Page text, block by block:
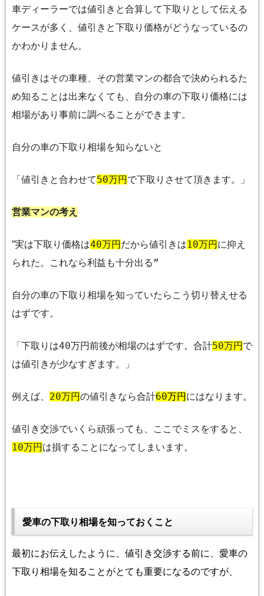
車ディーラーでは値引きと合算して下取りとして伝える
ケースが多く、 値引きと下取り価格がどうなっているの
かわかりません。
値引きはその車種、その営業マンの都合で決められるた
め知ることは出来なくても、自分の車の下取り価格には
相場があり事前に調べることができます。
自分の車の下取り相場を知らないと
「値引きと合わせて50万円 で下取りさせて頂きます。」
営業マンの考え
”実は下取り価格は40万円 だから値引きは10万円 に抑え
られた。これなら利益も十分出る”
自分の車の下取り相場を知っていたらこう切り替えせる
はずです。
「下取りは40万円前後が相場のはずです。合計50万円 で
は値引きが少なすぎます。」
例え ば、 20万円の値引きなら合計60万円 にはなります。
値引き交渉でいくら頑張っても、ここでミスをすると、
10万円 は損することになってしまいます。
愛車の下取り相場を知っておくこと
最初にお伝えしたように、値引き交渉する前に、愛車の
下取り相場を知ることがとても重要になるのですが、